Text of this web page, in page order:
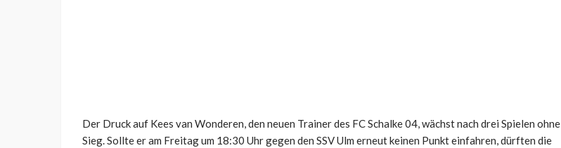
Der Druck auf Kees van Wonderen, den neuen Trainer des FC Schalke 04, wächst nach drei Spielen ohne
Sieg. Sollte er am Freitag um 18:30 Uhr gegen den SSV Ulm erneut keinen Punkt einfahren, dürften die